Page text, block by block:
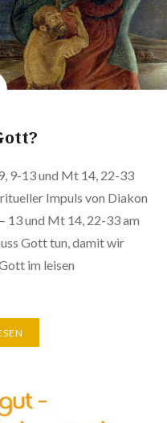
9-13 und Mt 14, 22-33
Impuls von Diakon
13 und Mt 14, 22-33 am
Gott tun, damit wir
im leisen